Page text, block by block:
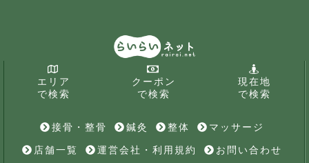
エリア
で検索
クーポン
で検索
現在地
で検索
接骨・整骨 鍼灸 整体
マッサージ
店舗一覧
運営会社・利用規約 お問い合わせ